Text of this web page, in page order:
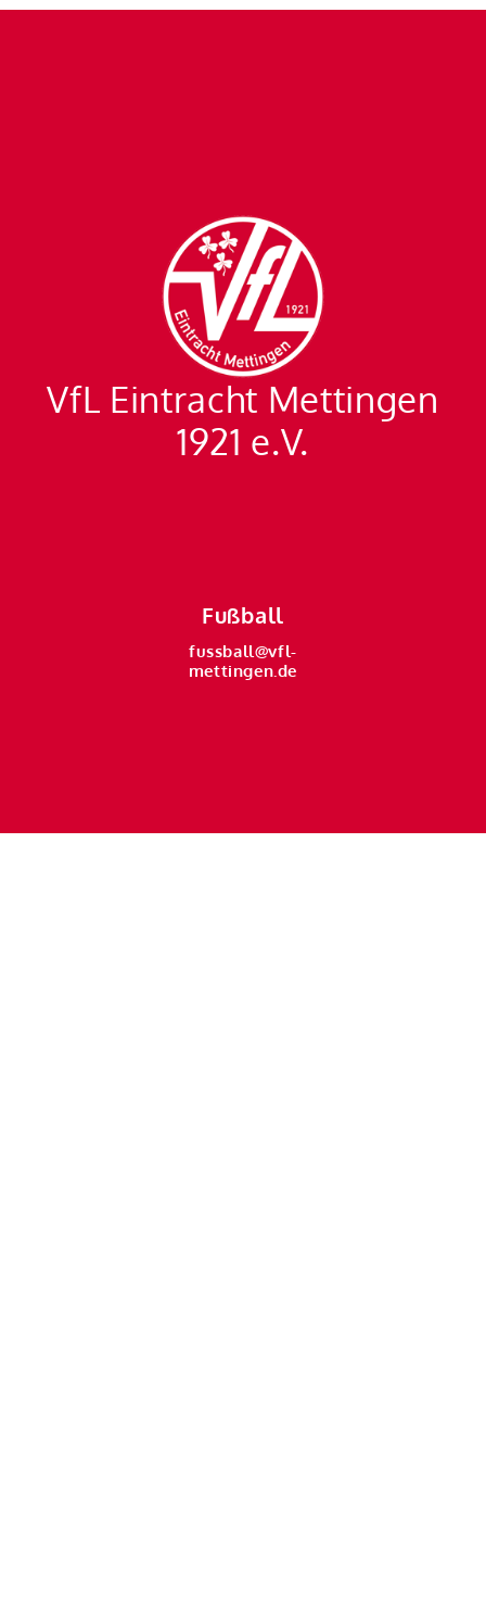
VfL Eintracht Mettingen
1921 e.V.
Fußball
fussball@vfl-
mettingen.de